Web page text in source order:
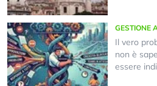
GESTIONE
Il vero
non è
essere